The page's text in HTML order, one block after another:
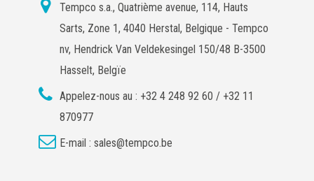
Tempco s.a., Quatrième avenue, 114, Hauts
Sarts, Zone 1, 4040 Herstal, Belgique - Tempco
nv, Hendrick Van Veldekesingel 150/48 B-3500
Hasselt, Belgïe
Appelez-nous au : +32 4 248 92 60 / +32 11
870977
E-mail : sales@tempco.be